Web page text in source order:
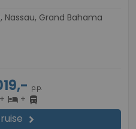
p.p.
+ hotel+ directions_bus
chevron_right